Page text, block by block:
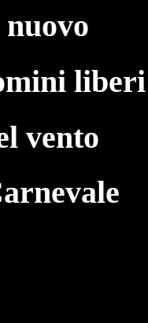
liberi
vento